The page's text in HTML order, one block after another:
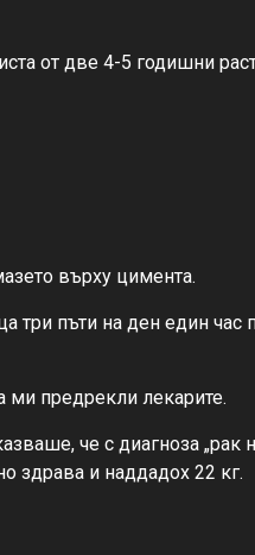
от две 4-5 годишни
върху цимента.
три пъти на ден един
ми предрекли лекарите.
че с диагноза „рак
здрава и наддадох 22 кг.